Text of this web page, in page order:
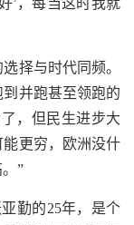
’，每当这时我就
择与时代同频。
并跑甚至领跑的
，但民生进步大
更穷，欧洲没什
”
勤的25年，是个